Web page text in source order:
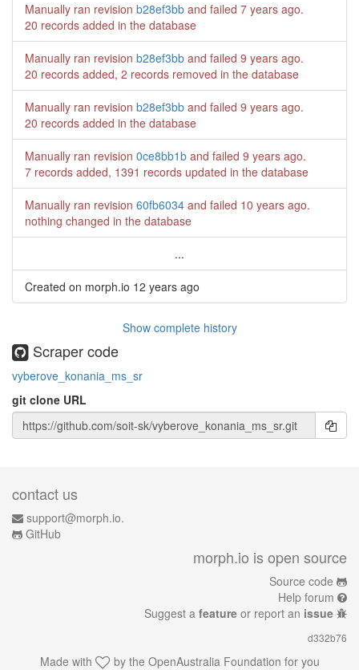
Manually ran revision b28ef3bb and failed 7 years ago.
20 records added in the database
Manually ran revision b28ef3bb and failed 9 years ago.
20 records added, 2 records removed in the database
Manually ran revision b28ef3bb and failed 9 years ago.
20 records added in the database
Manually ran revision 0ce8bb1b and failed 9 years ago.
7 records added, 1391 records updated in the database
Manually ran revision 60fb6034 and failed 10 years ago.
nothing changed in the database
...
Created on morph.io 12 years ago
Show complete history
Scraper code
vyberove_konania_ms_sr
git clone URL
contact us
support@morph.io.
GitHub
morph.io is open source
Source code
Help forum
Suggest a feature or report an issue
d332b76
Made with by the OpenAustralia Foundation for you